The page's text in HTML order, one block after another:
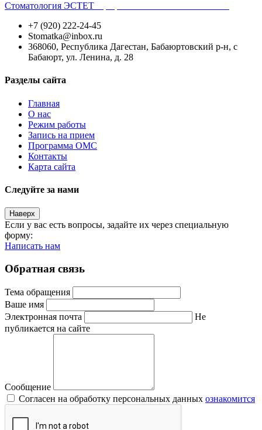
Стоматология ЭСТЕТ
+7 (920) 222-24-45
Stomatka@inbox.ru
368060, Республика Дагестан, Бабаюртовский р-н, с
Бабаюрт, ул. Ленина, д. 28
Разделы сайта
Главная
О нас
Режим работы
Запись на прием
Программа ОМС
Контакты
Карта сайта
Следуйте за нами
Наверх
Если у вас есть вопросы, задайте их через специальную
форму:
Написать нам
Обратная связь
Тема обращения
Ваше имя
Электронная почта
Не
публикается на сайте
Сообщение
Согласен на обработку персональных данных ознакомится